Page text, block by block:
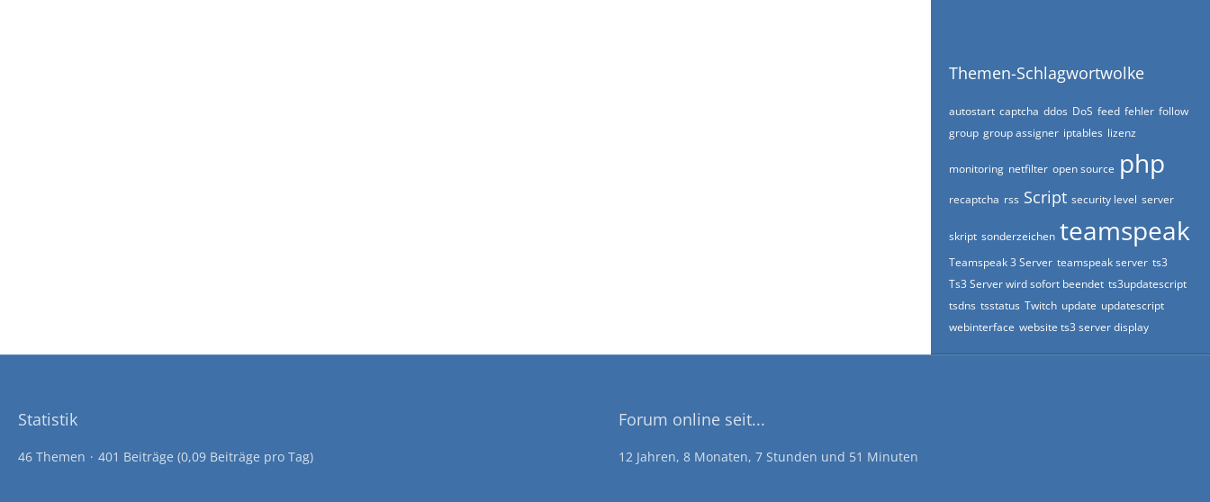
Themen-Schlagwortwolke
autostart captcha ddos DoS feed fehler follow
group group assigner iptables lizenz
monitoring netfilter open source php
recaptcha rss Script security level server
skript sonderzeichen teamspeak
Teamspeak 3 Server teamspeak server ts3
Ts3 Server wird sofort beendet ts3updatescript
tsdns tsstatus Twitch update updatescript
webinterface website ts3 server display
Statistik
46 Themen 401 Beiträge (0,09 Beiträge pro Tag)
Forum online seit...
12 Jahren, 8 Monaten, 7 Stunden und 51 Minuten